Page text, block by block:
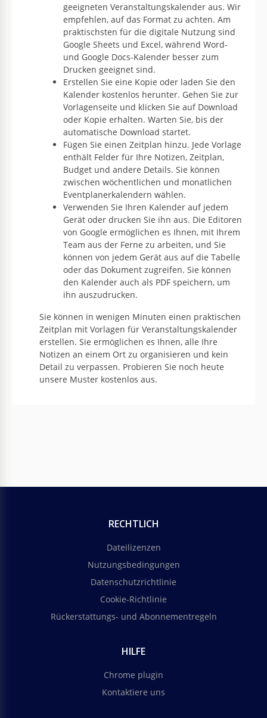
geeigneten Veranstaltungskalender aus. Wir
empfehlen, auf das Format zu achten. Am
praktischsten für die digitale Nutzung sind
Google Sheets und Excel, während Word-
und Google Docs-Kalender besser zum
Drucken geeignet sind.
Erstellen Sie eine Kopie oder laden Sie den
Kalender kostenlos herunter. Gehen Sie zur
Vorlagenseite und klicken Sie auf Download
oder Kopie erhalten. Warten Sie, bis der
automatische Download startet.
Fügen Sie einen Zeitplan hinzu. Jede Vorlage
enthält Felder für Ihre Notizen, Zeitplan,
Budget und andere Details. Sie können
zwischen wöchentlichen und monatlichen
Eventplanerkalendern wählen.
Verwenden Sie Ihren Kalender auf jedem
Gerät oder drucken Sie ihn aus. Die Editoren
von Google ermöglichen es Ihnen, mit Ihrem
Team aus der Ferne zu arbeiten, und Sie
können von jedem Gerät aus auf die Tabelle
oder das Dokument zugreifen. Sie können
den Kalender auch als PDF speichern, um
ihn auszudrucken.
Sie können in wenigen Minuten einen praktischen
Zeitplan mit Vorlagen für Veranstaltungskalender
erstellen. Sie ermöglichen es Ihnen, alle Ihre
Notizen an einem Ort zu organisieren und kein
Detail zu verpassen. Probieren Sie noch heute
unsere Muster kostenlos aus.
RECHTLICH
Dateilizenzen
Nutzungsbedingungen
Datenschutzrichtlinie
Cookie-Richtlinie
Rückerstattungs- und Abonnementregeln
HILFE
Chrome plugin
Kontaktiere uns